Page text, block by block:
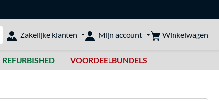
doorzoeken
Zakelijke klanten Mijn account Winkelwagen
REFURBISHED VOORDEELBUNDELS